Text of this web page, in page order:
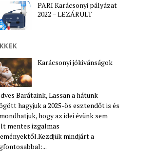
PARI Karácsonyi pályázat
2022 – LEZÁRULT
Karácsonyi jókivánságok
Barátaink, Lassan a hátunk
hagyjuk a 2025-ös esztendőt is és
hogy az idei évünk sem
mentes izgalmas
mindjárt a